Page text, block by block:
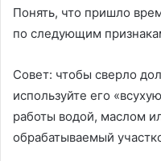
Понять, что пришло
по следующим
Совет: чтобы сверло
используйте его
работы водой, маслом
обрабатываемый